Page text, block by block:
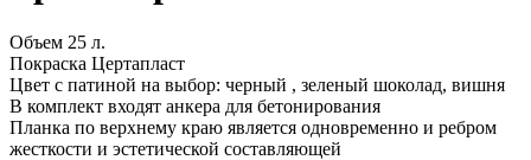
Объем 25 л.
Покраска Цертапласт
Цвет с патиной на выбор: черный , зеленый шоколад, вишня
В комплект входят анкера для бетонирования
Планка по верхнему краю является одновременно и ребром
жесткости и эстетической составляющей